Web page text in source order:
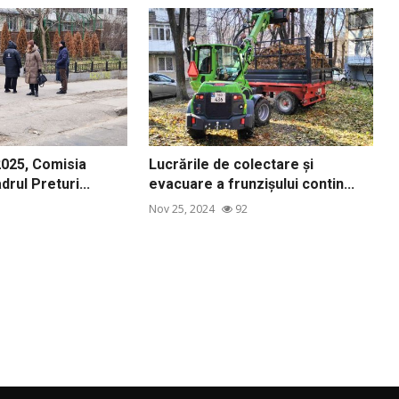
Comisia
Preturi...
Lucrările de colectare și
evacuare a frunzișului contin...
Nov 25, 2024 92